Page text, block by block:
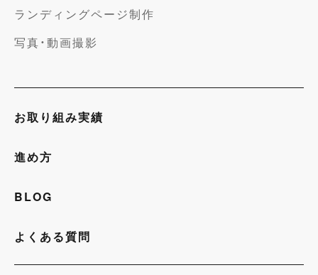
ランディングページ制作
写真・動画撮影
お取り組み実績
進め方
BLOG
よくある質問